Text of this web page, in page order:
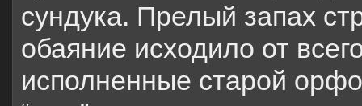
сундука. Прелый запах
обаяние исходило от
исполненные старой